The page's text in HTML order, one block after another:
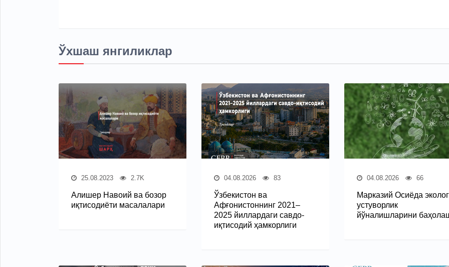
Ўхшаш янгиликлар
25.08.2023 2.7K
Алишер Навоий ва бозор
иқтисодиёти масалалари
04.08.2026 83
Ўзбекистон ва
Афғонистоннинг 2021–
2025 йиллардаги савдо-
иқтисодий ҳамкорлиги
04.08.2026 66
Марказий Осиёда
устуворлик
йўналишларини